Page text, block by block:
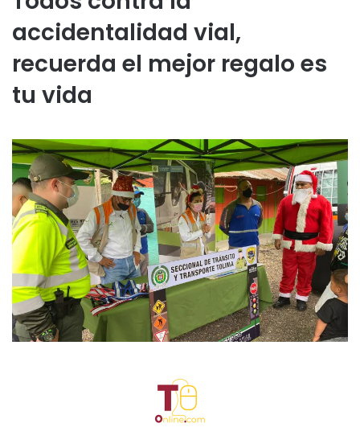
accidentalidad vial,
recuerda el mejor regalo es
tu vida